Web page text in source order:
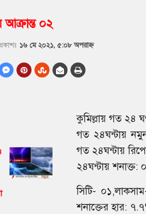
আক্রান্ত ০২
১৬ মে ২০২১, ৫:০৮ অপরাহ্ণ
কুমিল্লায় গত ২৪
গত ২৪ঘন্টায়
গত ২৪ঘন্টায়
২৪ঘন্টায় শনাক্ত:
সিটি-
শনাক্তের হার: